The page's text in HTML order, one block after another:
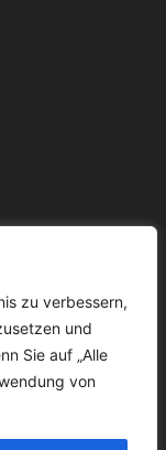
zu verbessern,
und
Sie auf „Alle
von
Essen –